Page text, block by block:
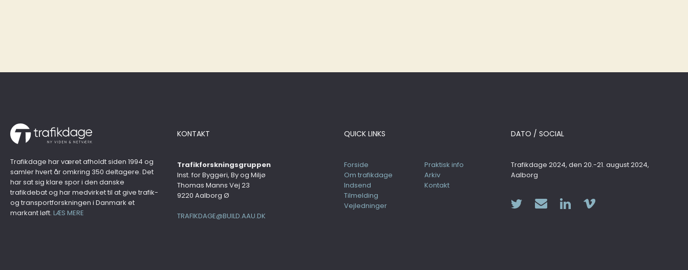
Trafikdage har været afholdt siden 1994 og
samler hvert år omkring 350 deltagere. Det
har sat sig klare spor i den danske
trafikdebat og har medvirket til at give trafik-
og transportforskningen i Danmark et
markant løft. LÆS MERE
KONTAKT
Trafikforskningsgruppen
Inst. for Byggeri, By og Miljø
Thomas Manns Vej 23
9220 Aalborg Ø
TRAFIKDAGE@BUILD.AAU.DK
QUICK LINKS
Forside
Om trafikdage
Indsend
Tilmelding
Vejledninger
Praktisk info
Arkiv
Kontakt
DATO / SOCIAL
Trafikdage 2024, den 20.-21. august 2024,
Aalborg